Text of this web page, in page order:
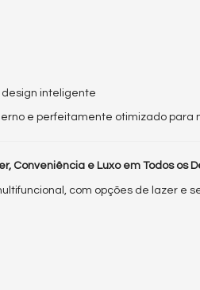
inteligente
e perfeitamente otimizado para
Conveniência e Luxo em Todos os
com opções de lazer e